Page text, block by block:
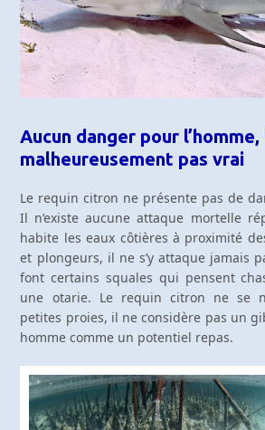
Aucun danger pour l’homme,
malheureusement pas vrai
Le requin citron ne présente pas de
Il n’existe aucune attaque mortelle
habite les eaux côtières à proximité
et plongeurs, il ne s’y attaque jamais
font certains squales qui pensent
une otarie. Le requin citron ne se
petites proies, il ne considère pas un
homme comme un potentiel repas.